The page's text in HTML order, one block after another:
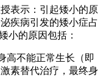
表示：引起矮小的原
疾病引发的矮小症占
小的原因包括：
不能正常生长（即
素替代治疗，最终身